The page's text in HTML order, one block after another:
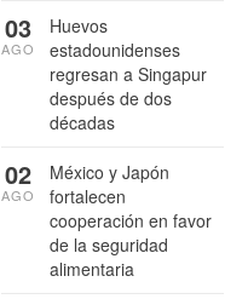
Huevos
estadounidenses
regresan a Singapur
después de dos
décadas
03
AGO
México y Japón
fortalecen
cooperación en favor
de la seguridad
alimentaria
02
AGO